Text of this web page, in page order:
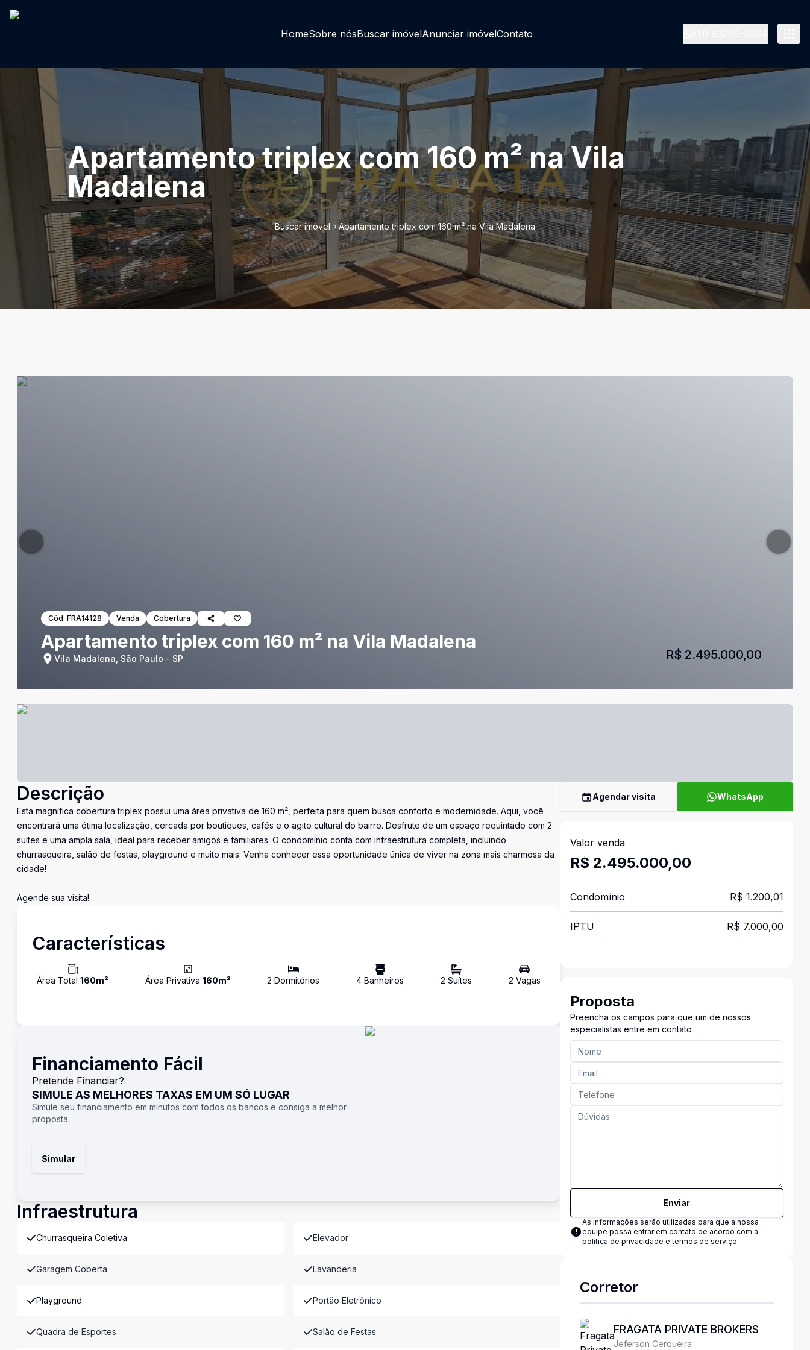
HomeSobre nósBuscar imóvelAnunciar imóvelContato
Apartamento triplex com 160 m² na Vila
Madalena
Buscar imóvel Apartamento triplex com 160 m² na Vila Madalena
Cód: FRA14128 Venda Cobertura
Apartamento triplex com 160 m² na Vila Madalena
Vila Madalena, São Paulo - SP R$ 2.495.000,00
Descrição
Esta magnífica cobertura triplex possui uma área privativa de 160 m², perfeita para quem busca conforto e modernidade. Aqui, você
encontrará uma ótima localização, cercada por boutiques, cafés e o agito cultural do bairro. Desfrute de um espaço requintado com 2
suítes e uma ampla sala, ideal para receber amigos e familiares. O condomínio conta com infraestrutura completa, incluindo
churrasqueira, salão de festas, playground e muito mais. Venha conhecer essa oportunidade única de viver na zona mais charmosa da
cidade!
Agende sua visita!
Características
Área Total 160m² Área Privativa 160m² 2 Dormitórios 4 Banheiros 2 Suítes 2 Vagas
Financiamento Fácil
Pretende Financiar?
SIMULE AS MELHORES TAXAS EM UM SÓ LUGAR
Simule seu financiamento em minutos com todos os bancos e consiga a melhor
proposta.
Simular
Infraestrutura
Churrasqueira Coletiva Elevador
Garagem Coberta Lavanderia
Playground Portão Eletrônico
Quadra de Esportes Salão de Festas
Agendar visita WhatsApp
Valor venda
R$ 2.495.000,00
Condomínio R$ 1.200,01
IPTU R$ 7.000,00
Proposta
Preencha os campos para que um de nossos
especialistas entre em contato
Enviar
As informações serão utilizadas para que a nossa
equipe possa entrar em contato de acordo com a
política de privacidade e termos de serviço
Corretor
FRAGATA PRIVATE BROKERS
Jeferson Cerqueira